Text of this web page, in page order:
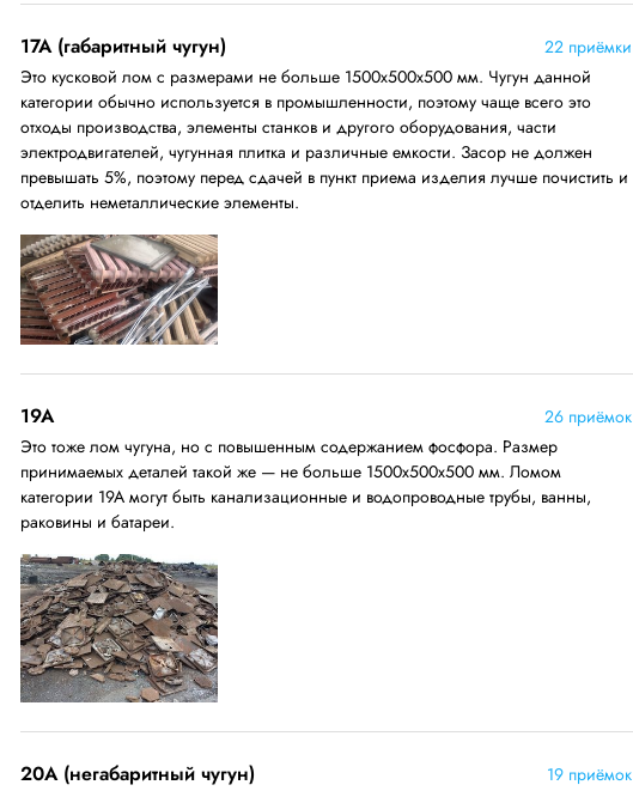
17А (габаритный чугун)
22 приёмки
Это кусковой лом с размерами не больше 1500х500х500 мм. Чугун данной
категории обычно используется в промышленности, поэтому чаще всего это
отходы производства, элементы станков и другого оборудования, части
электродвигателей, чугунная плитка и различные емкости. Засор не должен
превышать 5%, поэтому перед сдачей в пункт приема изделия лучше почистить и
отделить неметаллические элементы.
19A
26 приёмок
Это тоже лом чугуна, но с повышенным содержанием фосфора. Размер
принимаемых деталей такой же — не больше 1500х500х500 мм. Ломом
категории 19А могут быть канализационные и водопроводные трубы, ванны,
раковины и батареи.
20A (негабаритный чугун)
19 приёмок